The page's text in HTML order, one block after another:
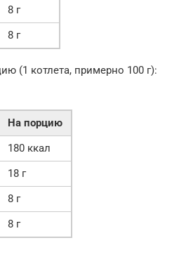
8 г
8 г
(1 котлета, примерно 100 г):
На порцию
180 ккал
18 г
8 г
8 г